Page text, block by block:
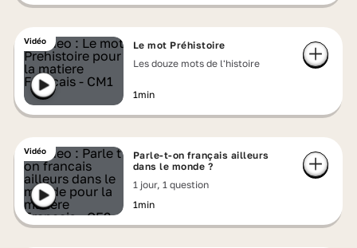
Vidéo
Le mot Préhistoire
Les douze mots de l'histoire
1min
Vidéo
Parle-t-on français ailleurs
dans le monde ?
1 jour, 1 question
1min